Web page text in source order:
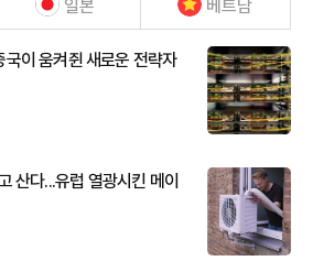
일본 베트남
이 움켜쥔 새로운 전략자
산다...유럽 열광시킨 메이